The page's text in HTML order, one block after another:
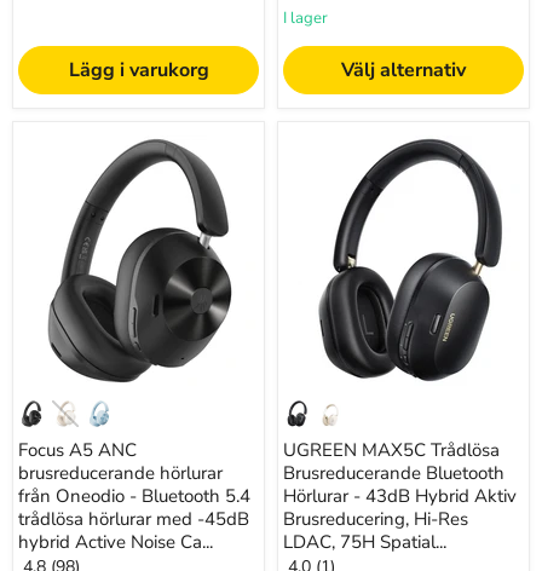
Lägg i varukorg
I lager
Välj alternativ
brusreducerande
Oneodio
Bluetooth
trådlösa
hörlurar
-45dB
hybrid
Active
Noise
Cancelling
Over-
Ear
Headset,
ENC
Focus A5 ANC
brusreducerande hörlurar
från Oneodio - Bluetooth 5.4
trådlösa hörlurar med -45dB
hybrid Active Noise Ca...
Brusreducerande
Bluetooth
Hörlurar
Hybrid
Brusreducering,
LDAC,
75H
Spatial
Audio
Headset
Hörlurar
Idealisk
för
UGREEN MAX5C Trådlösa
Brusreducerande Bluetooth
Hörlurar - 43dB Hybrid Aktiv
Brusreducering, Hi-Res
LDAC, 75H Spatial...